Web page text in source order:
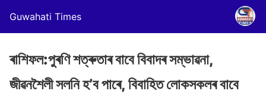
Guwahati Times
ৰাশিফল:পুৰণি শত্ৰুতাৰ বাবে বিবাদৰ সম্ভাৱনা,
জীৱনশৈলী সলনি হ’ব পাৰে, বিবাহিত লোকসকলৰ বাবে